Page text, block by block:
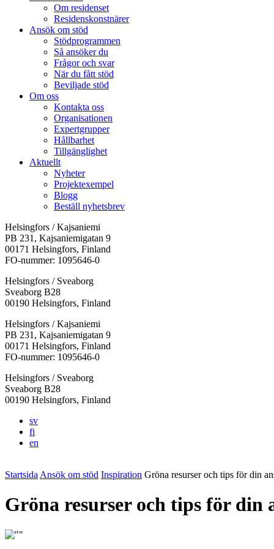
Om residenset
Residenskonstnärer
Ansök om stöd
Stödprogrammen
Så ansöker du
Frågor och svar
När du fått stöd
Beviljade stöd
Om oss
Kontakta oss
Organisationen
Expertgrupper
Hållbarhet
Tillgänglighet
Aktuellt
Nyheter
Projektexempel
Blogg
Beställ nyhetsbrev
Helsingfors / Kajsaniemi
PB 231, Kajsaniemigatan 9
00171 Helsingfors, Finland
FO-nummer: 1095646-0
Helsingfors / Sveaborg
Sveaborg B28
00190 Helsingfors, Finland
Facebook:
Öppnas
i
en
flik
Instagram:
Öppnas
i
en
flik
TikTok:
Öppnas
i
en
flik
Youtube:
Öppnas
i
en
flik
Vimeo:
Öppnas
i
en
flik
Helsingfors / Kajsaniemi
PB 231, Kajsaniemigatan 9
00171 Helsingfors, Finland
FO-nummer: 1095646-0
Helsingfors / Sveaborg
Sveaborg B28
00190 Helsingfors, Finland
sv
fi
en
Startsida Ansök om stöd Inspiration Gröna resurser och tips för din
Gröna resurser och tips för din